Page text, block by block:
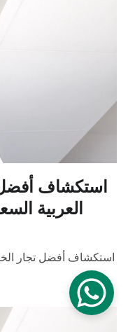
استكشاف
العربية
استكشاف أفضل تجار